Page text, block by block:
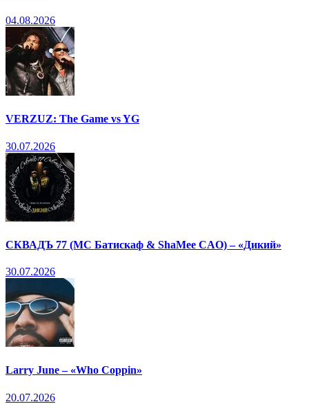
04.08.2026
VERZUZ: The Game vs YG
30.07.2026
СКВАДЪ 77 (МС Батискаф & ShaMee CAO) – «Дикий»
30.07.2026
Larry June – «Who Coppin»
20.07.2026